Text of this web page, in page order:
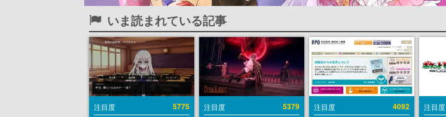
いま読まれている記事
注目度 5775 注目度 5379 注目度 4092 注目度